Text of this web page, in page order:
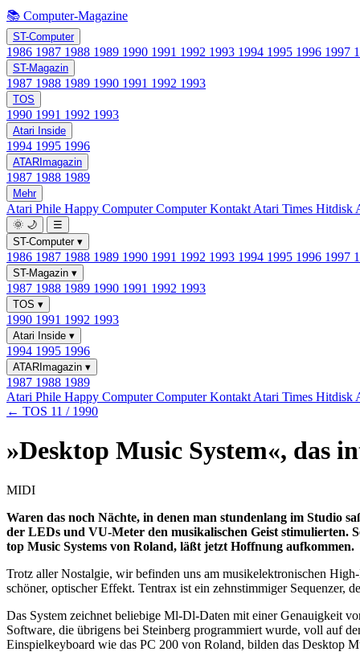
📚 Computer-Magazine
ST-Computer
1986 1987 1988 1989 1990 1991 1992 1993 1994 1995 1996 1997
ST-Magazin
1987 1988 1989 1990 1991 1992 1993
TOS
1990 1991 1992 1993
Atari Inside
1994 1995 1996
ATARImagazin
1987 1988 1989
Mehr
Atari Phile Happy ComputerComputer Kontakt Atari Times Hitdisk
🌞 🌙
☰
ST-Computer ▾
1986 1987 1988 1989 1990 1991 1992 1993 1994 1995 1996 1997
ST-Magazin ▾
1987 1988 1989 1990 1991 1992 1993
TOS ▾
1990 1991 1992 1993
Atari Inside ▾
1994 1995 1996
ATARImagazin ▾
1987 1988 1989
Atari Phile Happy ComputerComputer Kontakt Atari Times Hitdisk
← TOS 11 / 1990
»Desktop Music System«, das
MIDI
Waren das noch Nächte, in denen man stundenlang im Studio
der LEDs und VU-Meter den musikalischen Geist stimulierten.
top Music Systems von Roland, läßt jetzt Hoffnung aufkommen.
Trotz aller Nostalgie, wir befinden uns am musikelektronischen
schöner, optischer Effekt. Tentrax ist ein zehnstimmiger Sequenzer,
Das System zeichnet beliebige Ml-Dl-Daten mit einer Genauigkeit
Software, die übrigens bei Steinberg programmiert wurde, voll auf
Einspielkeyboard wie das PC 200 von Roland, bilden das Desktop